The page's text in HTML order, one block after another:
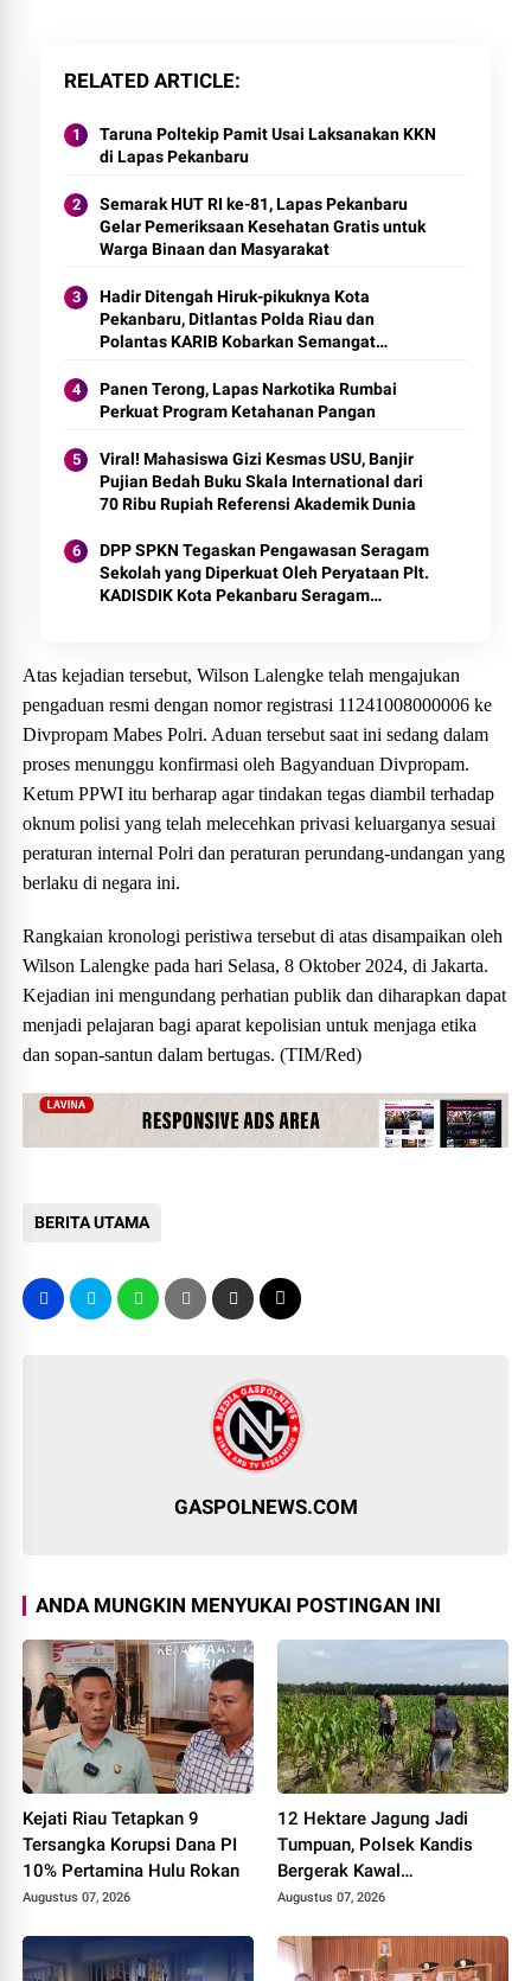
RELATED ARTICLE
Taruna Poltekip Pamit Usai Laksanakan KKN
di Lapas Pekanbaru
Semarak HUT RI ke-81, Lapas Pekanbaru
Gelar Pemeriksaan Kesehatan Gratis untuk
Warga Binaan dan Masyarakat
Hadir Ditengah Hiruk-pikuknya Kota
Pekanbaru, Ditlantas Polda Riau dan
Polantas KARIB Kobarkan Semangat
Policing Jelang HUT RI Ke-81 Tahun
Panen Terong, Lapas Narkotika Rumbai
Perkuat Program Ketahanan Pangan
Viral! Mahasiswa Gizi Kesmas USU, Banjir
Pujian Bedah Buku Skala International dari
70 Ribu Rupiah Referensi Akademik Dunia
DPP SPKN Tegaskan Pengawasan Seragam
Sekolah yang Diperkuat Oleh Peryataan Plt.
KADISDIK Kota Pekanbaru Seragam
Atas kejadian tersebut, Wilson Lalengke telah mengajukan
pengaduan resmi dengan nomor registrasi 11241008000006 ke
Divpropam Mabes Polri. Aduan tersebut saat ini sedang dalam
proses menunggu konfirmasi oleh Bagyanduan Divpropam.
Ketum PPWI itu berharap agar tindakan tegas diambil terhadap
oknum polisi yang telah melecehkan privasi keluarganya sesuai
peraturan internal Polri dan peraturan perundang-undangan yang
berlaku di negara ini.
Rangkaian kronologi peristiwa tersebut di atas disampaikan oleh
Wilson Lalengke pada hari Selasa, 8 Oktober 2024, di Jakarta.
Kejadian ini mengundang perhatian publik dan diharapkan dapat
menjadi pelajaran bagi aparat kepolisian untuk menjaga etika
dan sopan-santun dalam bertugas. (TIM/Red)
BERITA UTAMA
GASPOLNEWS.COM
ANDA MUNGKIN MENYUKAI POSTINGAN INI
Kejati Riau Tetapkan 9
Tersangka Korupsi Dana PI
10% Pertamina Hulu Rokan
Augustus 07, 2026
12 Hektare Jagung Jadi
Tumpuan, Polsek Kandis
Bergerak Kawal
Swasembada Pangan
Augustus 07, 2026